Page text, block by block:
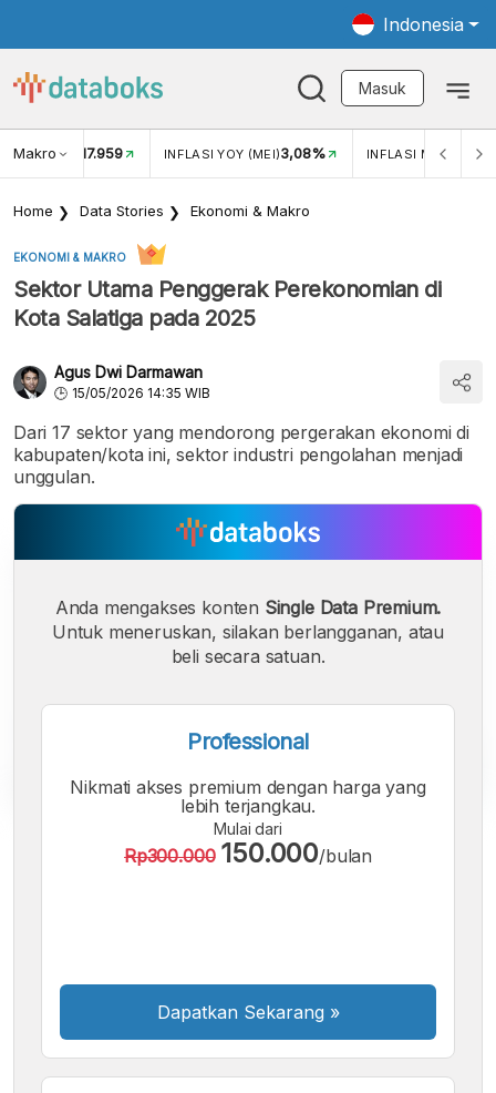
Indonesia
Masuk
Makro
USD/IDR 17.959 INFLASI YOY (MEI)3,08% INFLASI MOM (MEI)
Home Data Stories Ekonomi & Makro
EKONOMI & MAKRO
Sektor Utama Penggerak Perekonomian di
Kota Salatiga pada 2025
Agus Dwi Darmawan
15/05/2026 14:35 WIB
Dari 17 sektor yang mendorong pergerakan ekonomi di
kabupaten/kota ini, sektor industri pengolahan menjadi
unggulan.
Font
A
Font
A
Font
Anda mengakses konten Single Data Premium.
Untuk meneruskan, silakan berlangganan, atau
beli secara satuan.
Professional
Nikmati akses premium dengan harga yang
lebih terjangkau.
Mulai dari
Rp300.000 150.000/bulan
Dapatkan Sekarang »